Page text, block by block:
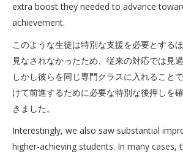
extra boost they needed to advance
achievement.
このような生徒は特別な支援を必要とする
見なされなかったため、従来の対応では見
しかし彼らを同じ専門クラスに入れること
けて前進するために必要な特別な後押しを
きました。
Interestingly, we also saw substantial
higher-achieving students. In many cases,